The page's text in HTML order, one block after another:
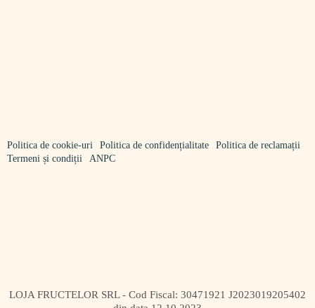
Politica de cookie-uri Politica de confidențialitate
Politica de reclamații
Termeni și condiții
ANPC
LOJA FRUCTELOR SRL - Cod Fiscal: 30471921 J2023019205402